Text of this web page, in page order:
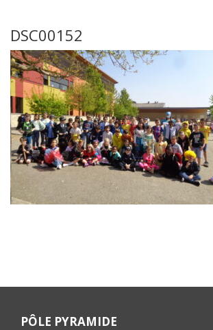
DSC00152
PÔLE PYRAMIDE